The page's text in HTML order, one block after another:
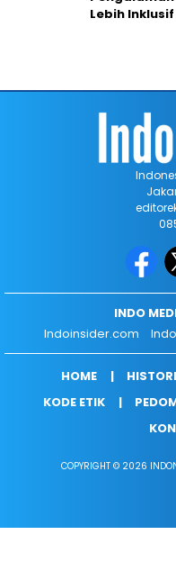
Lebih
INDO
Indoinsider.com
HOME
KODE ETIK
COPYRIGHT © 2026